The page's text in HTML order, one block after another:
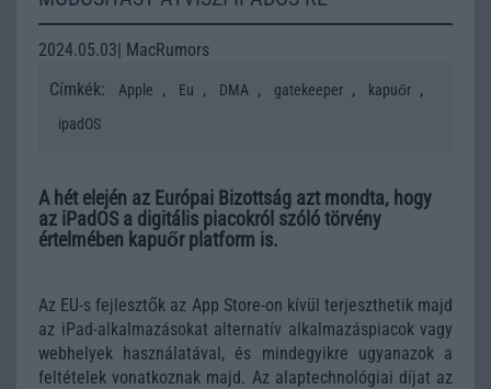
2024.05.03| MacRumors
Címkék:
Apple , Eu , DMA , gatekeeper , kapuőr ,
ipadOS
A hét elején az Európai Bizottság azt mondta, hogy
az iPadOS a digitális piacokról szóló törvény
értelmében kapuőr platform is.
Az EU-s fejlesztők az App Store-on kívül terjeszthetik majd
az iPad-alkalmazásokat alternatív alkalmazáspiacok vagy
webhelyek használatával, és mindegyikre ugyanazok a
feltételek vonatkoznak majd. Az alaptechnológiai díjat az